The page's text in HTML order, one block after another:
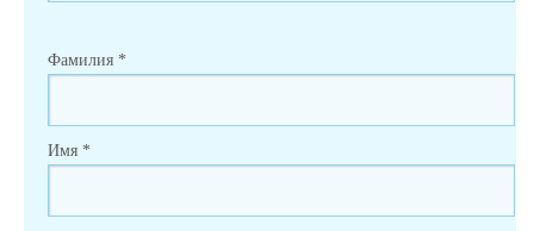
Фамилия *
Имя *